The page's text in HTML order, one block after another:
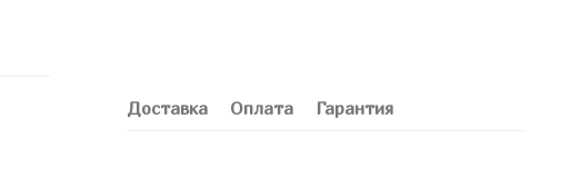
Доставка Оплата Гарантия